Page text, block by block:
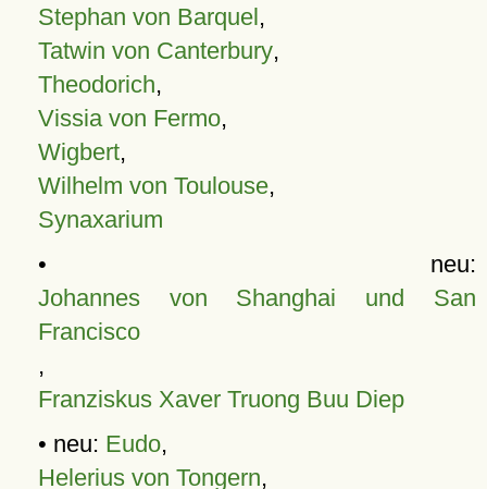
Stephan von Barquel,
Tatwin von Canterbury,
Theodorich,
Vissia von Fermo,
Wigbert,
Wilhelm von Toulouse,
Synaxarium
• neu:
Johannes von Shanghai und San
Francisco
,
Franziskus Xaver Truong Buu Diep
• neu: Eudo,
Helerius von Tongern,